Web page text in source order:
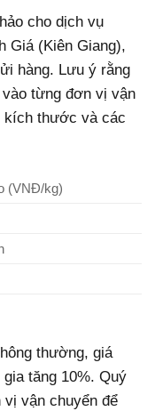
cho dịch vụ
Giá (Kiên Giang),
hàng. Lưu ý rằng
từng đơn vị vận
kích thước và các
(VNĐ/kg)
thường, giá
tăng 10%. Quý
vận chuyển để